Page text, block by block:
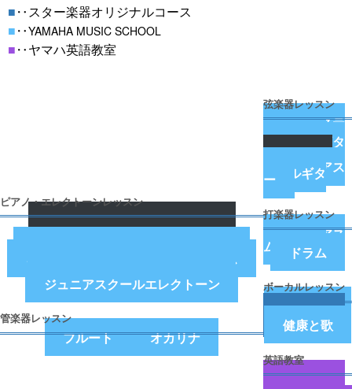
■‥スター楽器オリジナルコース
■‥YAMAHA MUSIC SCHOOL
■‥ヤマハ英語教室
ピアノ・エレクトーンレッスン
3ケ月おためしピアノレッスン
ピアノレッスン
シルバーエイジのピアノ教室
らっきークラス ぷっぷるクラス
プレジュニア
ジュニアスクールエレクトーン
管楽器レッスン
フルート オカリナ
弦楽器レッスン
アコーステ
ー エレキギタ
ー
ジュニアス
クールギタ
ー
打楽器レッスン
ジュニアス
クールドラ
ム ドラム
ボーカルレッスン
ボーカル
ラス健康と歌
英語教室
リズムポケ